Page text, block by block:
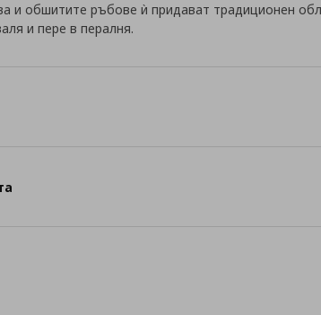
и обшитите ръбове ѝ придават традиционен
и пере в пералня.